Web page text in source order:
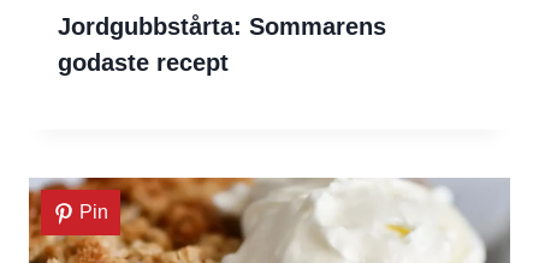
Jordgubbstårta: Sommarens
godaste recept
Pin